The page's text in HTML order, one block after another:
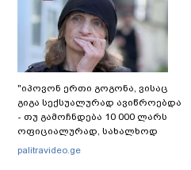
"იპოვონ ერთი გოგონა, ვისაც
გიგა სექსუალურად ავიწროებდა
- თუ გამოჩნდება 10 000 ლარს
ოფიციალურად, სახალხოდ
გადავცემ" - ეკა კუპატაძე
palitravideo.ge